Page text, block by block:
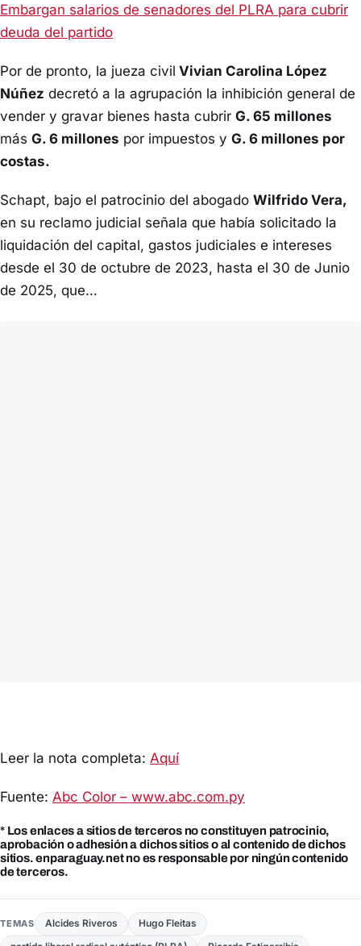
Embargan salarios de senadores del PLRA para cubrir
deuda del partido
Por de pronto, la jueza civil Vivian Carolina López
Núñez decretó a la agrupación la inhibición general de
vender y gravar bienes hasta cubrir G. 65 millones
más G. 6 millones por impuestos y G. 6 millones por
costas.
Schapt, bajo el patrocinio del abogado Wilfrido Vera,
en su reclamo judicial señala que había solicitado la
liquidación del capital, gastos judiciales e intereses
desde el 30 de octubre de 2023, hasta el 30 de Junio
de 2025, que…
Leer la nota completa: Aquí
Fuente: Abc Color – www.abc.com.py
* Los enlaces a sitios de terceros no constituyen patrocinio,
aprobación o adhesión a dichos sitios o al contenido de dichos
sitios. enparaguay.net no es responsable por ningún contenido
de terceros.
TEMAS Alcides Riveros
Hugo Fleitas